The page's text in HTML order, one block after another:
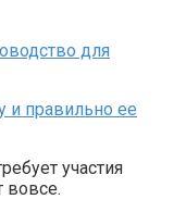
участия
вовсе.